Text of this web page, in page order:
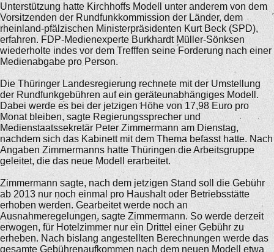
Unterstützung hatte Kirchhoffs Modell unter anderem von dem
Vorsitzenden der Rundfunkkommission der Länder, dem
rheinland-pfälzischen Ministerpräsidenten Kurt Beck (SPD),
erfahren. FDP-Medienexperte Burkhardt Müller-Sönksen
wiederholte indes vor dem Trefffen seine Forderung nach einer
Medienabgabe pro Person.
Die Thüringer Landesregierung rechnete mit der Umstellung
der Rundfunkgebühren auf ein geräteunabhängiges Modell.
Dabei werde es bei der jetzigen Höhe von 17,98 Euro pro
Monat bleiben, sagte Regierungssprecher und
Medienstaatssekretär Peter Zimmermann am Dienstag,
nachdem sich das Kabinett mit dem Thema befasst hatte. Nach
Angaben Zimmermanns hatte Thüringen die Arbeitsgruppe
geleitet, die das neue Modell erarbeitet.
Zimmermann sagte, nach dem jetzigen Stand soll die Gebühr
ab 2013 nur noch einmal pro Haushalt oder Betriebsstätte
erhoben werden. Gearbeitet werde noch an
Ausnahmeregelungen, sagte Zimmermann. So werde derzeit
erwogen, für Hotelzimmer nur ein Drittel einer Gebühr zu
erheben. Nach bislang angestellten Berechnungen werde das
gesamte Gebührenaufkommen nach dem neuen Modell etwa